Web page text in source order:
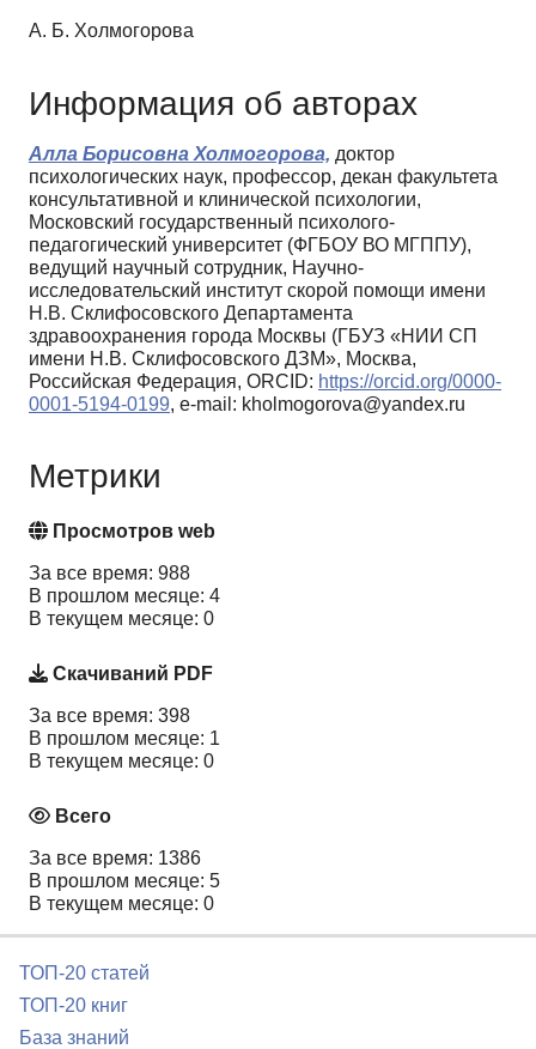
А. Б. Холмогорова
Информация об авторах
Алла Борисовна Холмогорова, доктор
психологических наук, профессор, декан факультета
консультативной и клинической психологии,
Московский государственный психолого-
педагогический университет (ФГБОУ ВО МГППУ),
ведущий научный сотрудник, Научно-
исследовательский институт скорой помощи имени
Н.В. Склифосовского Департамента
здравоохранения города Москвы (ГБУЗ «НИИ СП
имени Н.В. Склифосовского ДЗМ», Москва,
Российская Федерация, ORCID: https://orcid.org/0000-
0001-5194-0199, e-mail: kholmogorova@yandex.ru
Метрики
Просмотров web
За все время: 988
В прошлом месяце: 4
В текущем месяце: 0
Скачиваний PDF
За все время: 398
В прошлом месяце: 1
В текущем месяце: 0
Всего
За все время: 1386
В прошлом месяце: 5
В текущем месяце: 0
ТОП-20 статей
ТОП-20 книг
База знаний